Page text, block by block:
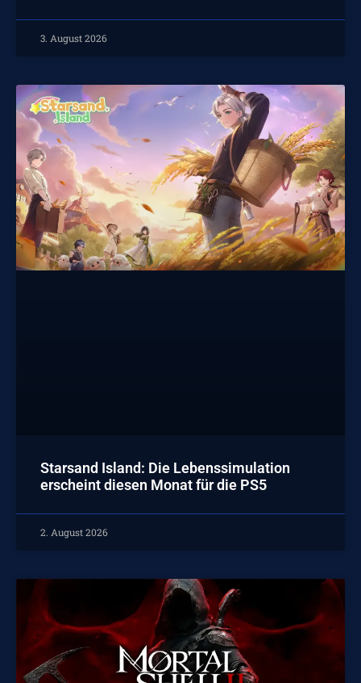
3. August 2026
Starsand Island: Die Lebenssimulation
erscheint diesen Monat für die PS5
2. August 2026